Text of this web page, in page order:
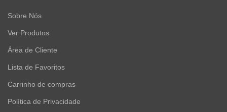
Sobre Nós
Ver Produtos
Área de Cliente
Lista de Favoritos
Carrinho de compras
Política de Privacidade